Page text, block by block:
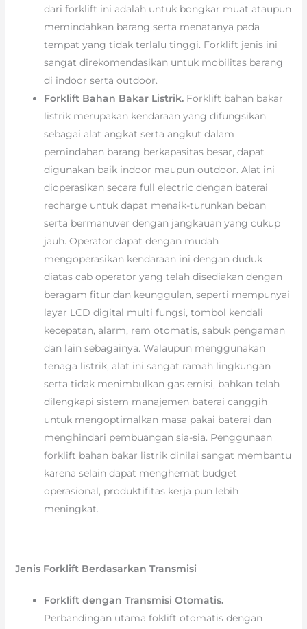
dari forklift ini adalah untuk bongkar muat ataupun
memindahkan barang serta menatanya pada
tempat yang tidak terlalu tinggi. Forklift jenis ini
sangat direkomendasikan untuk mobilitas barang
di indoor serta outdoor.
Forklift Bahan Bakar Listrik. Forklift bahan bakar
listrik merupakan kendaraan yang difungsikan
sebagai alat angkat serta angkut dalam
pemindahan barang berkapasitas besar, dapat
digunakan baik indoor maupun outdoor. Alat ini
dioperasikan secara full electric dengan baterai
recharge untuk dapat menaik-turunkan beban
serta bermanuver dengan jangkauan yang cukup
jauh. Operator dapat dengan mudah
mengoperasikan kendaraan ini dengan duduk
diatas cab operator yang telah disediakan dengan
beragam fitur dan keunggulan, seperti mempunyai
layar LCD digital multi fungsi, tombol kendali
kecepatan, alarm, rem otomatis, sabuk pengaman
dan lain sebagainya. Walaupun menggunakan
tenaga listrik, alat ini sangat ramah lingkungan
serta tidak menimbulkan gas emisi, bahkan telah
dilengkapi sistem manajemen baterai canggih
untuk mengoptimalkan masa pakai baterai dan
menghindari pembuangan sia-sia. Penggunaan
forklift bahan bakar listrik dinilai sangat membantu
karena selain dapat menghemat budget
operasional, produktifitas kerja pun lebih
meningkat.
Jenis Forklift Berdasarkan Transmisi
Forklift dengan Transmisi Otomatis.
Perbandingan utama foklift otomatis dengan